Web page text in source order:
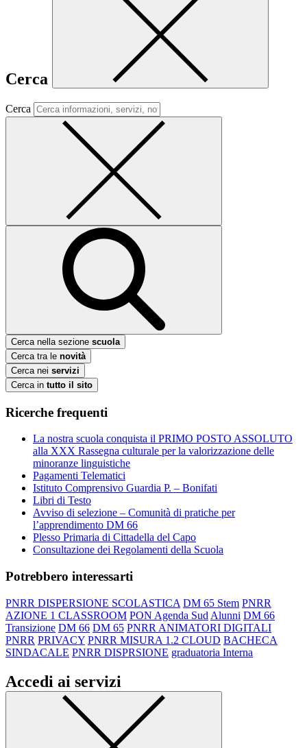
Cerca
Cerca
Cerca nella sezione scuola
Cerca tra le novità
Cerca nei servizi
Cerca in tutto il sito
Ricerche frequenti
La nostra scuola conquista il PRIMO POSTO ASSOLUTO
alla XXX Rassegna culturale per la valorizzazione delle
minoranze linguistiche
Pagamenti Telematici
Istituto Comprensivo Guardia P. – Bonifati
Libri di Testo
Avviso di selezione – Comunità di pratiche per
l’apprendimento DM 66
Plesso Primaria di Cittadella del Capo
Consultazione dei Regolamenti della Scuola
Potrebbero interessarti
PNRR DISPERSIONE SCOLASTICA DM 65 Stem PNRR
AZIONE 1 CLASSROOM PON Agenda Sud Alunni DM 66
Transizione DM 66 DM 65 PNRR ANIMATORI DIGITALI
PNRR PRIVACY PNRR MISURA 1.2 CLOUD BACHECA
SINDACALE PNRR DISPRSIONE graduatoria Interna
Accedi ai servizi